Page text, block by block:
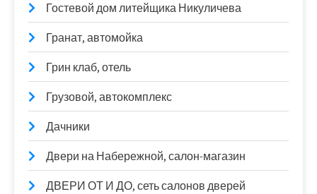
Гостевой дом литейщика Никуличева
Гранат, автомойка
Грин клаб, отель
Грузовой, автокомплекс
Дачники
Двери на Набережной, салон-магазин
ДВЕРИ ОТ И ДО, сеть салонов дверей